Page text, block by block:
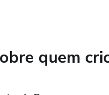
quem